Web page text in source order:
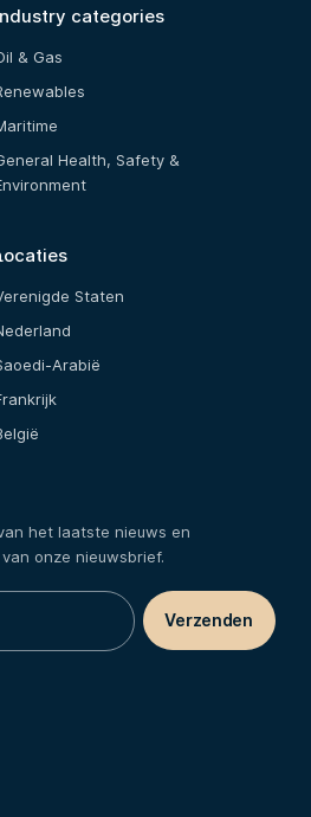
categories
& Gas
Health, Safety &
Staten
Arabië
het laatste nieuws en
onze nieuwsbrief.